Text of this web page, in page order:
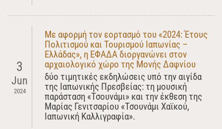
3
Jun
2024
Με αφορμή τον εορτασμό του «2024: Έτους
Πολιτισμού και Τουρισμού Ιαπωνίας –
Ελλάδας», η ΕΦΑΔΑ διοργανώνει στον
αρχαιολογικό χώρο της Μονής Δαφνίου
δύο τιμητικές εκδηλώσεις υπό την αιγίδα
της Ιαπωνικής Πρεσβείας: τη μουσική
παράσταση «Τσουνάμι» και την έκθεση της
Μαρίας Γενιτσαρίου «Τσουνάμι Χαϊκού,
Ιαπωνική Καλλιγραφία».